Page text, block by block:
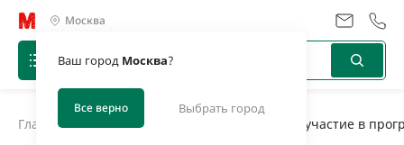
Москва
Ваш город Москва?
Все верно Выбрать город
Главная Мульча.РФ вновь приняла участие в